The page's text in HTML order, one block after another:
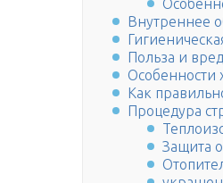
Внутреннее
Польза и вред
Особенности
Как
Процедура
Защита